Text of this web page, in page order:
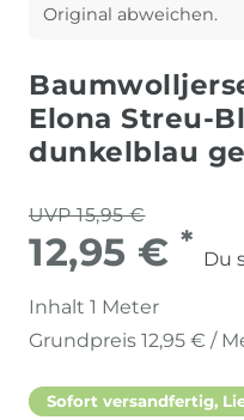
Original abweichen.
Elona Streu-
dunkelblau
UVP 15,95 €
12,95 € *
Du
Inhalt 1 Meter
Grundpreis 12,95 € /
Sofort versandfertig,